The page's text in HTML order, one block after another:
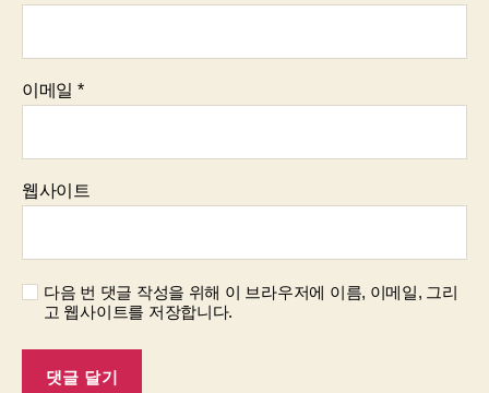
이메일 *
웹사이트
다음 번 댓글 작성을 위해 이 브라우저에 이름, 이메일, 그리
고 웹사이트를 저장합니다.